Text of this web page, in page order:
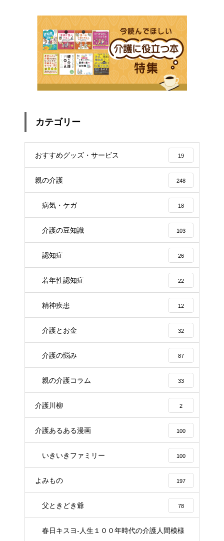
カテゴリー
おすすめグッズ・サービス 19
親の介護 248
病気・ケガ 18
介護の豆知識 103
認知症 26
若年性認知症 22
精神疾患 12
介護とお金 32
介護の悩み 87
親の介護コラム 33
介護川柳 2
介護あるある漫画 100
いきいきファミリー 100
よみもの 197
父ときどき爺 78
春日キスヨ-人生１００年時代の介護人間模様